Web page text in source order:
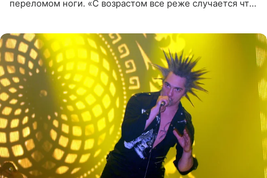
переломом ноги. «С возрастом все реже случается что-